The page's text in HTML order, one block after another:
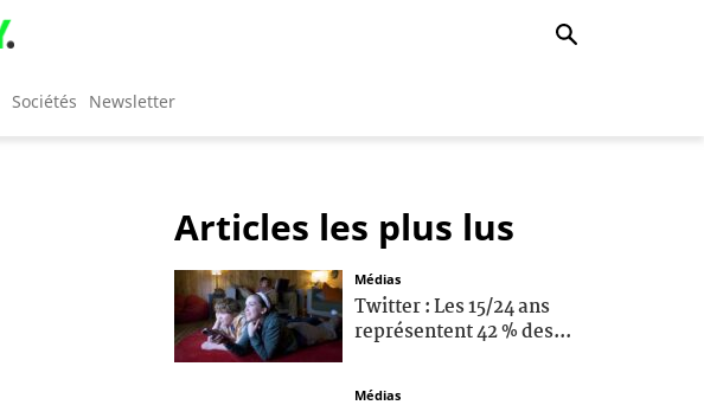
Sociétés Newsletter
Articles les plus lus
Médias
Twitter : Les 15/24 ans
représentent 42 % des...
Médias